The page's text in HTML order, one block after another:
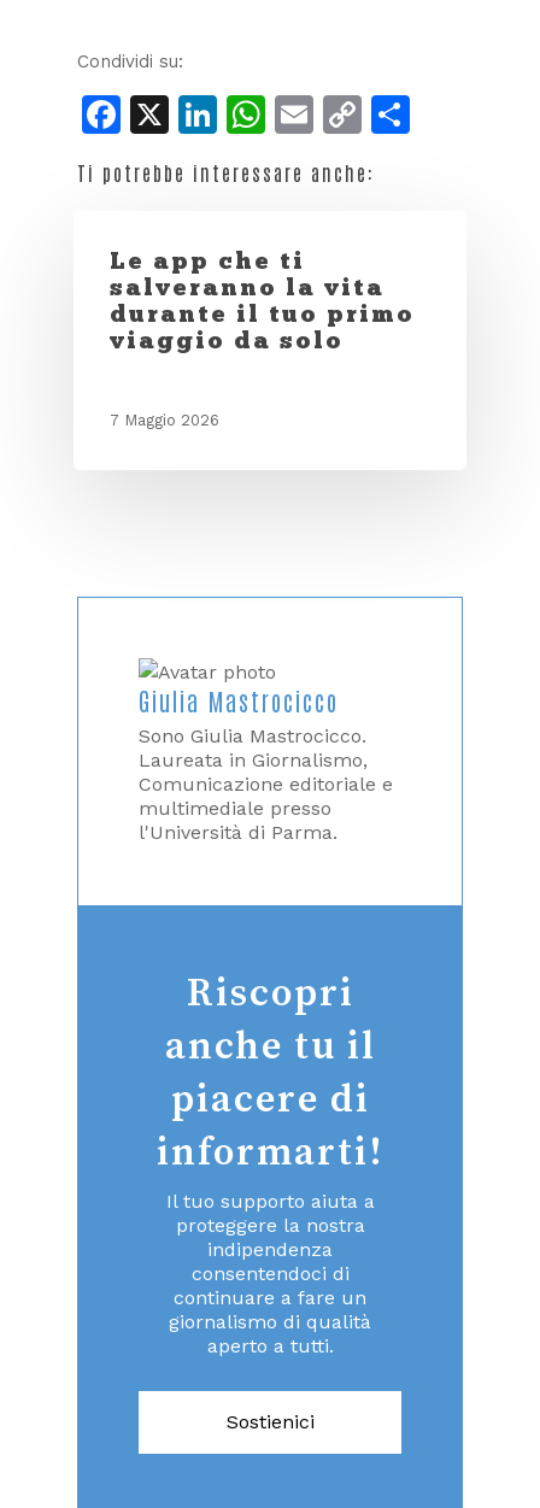
Condividi su:
Facebook
X LinkedIn
WhatsApp
Email
Copy
Ti potrebbe interessare anche:
Le app che ti
salveranno la vita
durante il tuo primo
viaggio da solo
7 Maggio 2026
Giulia Mastrocicco
Sono Giulia Mastrocicco.
Laureata in Giornalismo,
Comunicazione editoriale e
multimediale presso
l'Università di Parma.
Riscopri
anche tu il
piacere di
informarti!
Il tuo supporto aiuta a
proteggere la nostra
indipendenza
consentendoci di
continuare a fare un
giornalismo di qualità
aperto a tutti.
Sostienici